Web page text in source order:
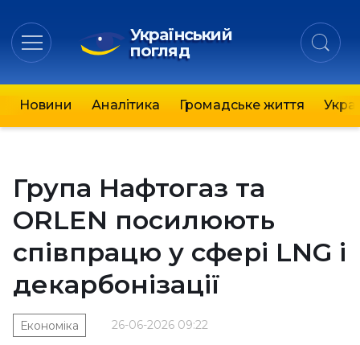
Український
погляд
Новини Аналітика Громадське життя
Група Нафтогаз та
ORLEN посилюють
співпрацю у сфері LNG і
декарбонізації
26-06-2026 09:22
Економіка